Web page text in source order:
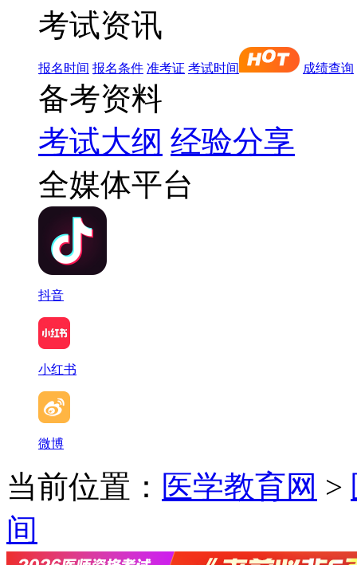
考试资讯
报名时间 报名条件 准考证 考试时间 成绩查询
备考资料
考试大纲 经验分享
全媒体平台
抖音
小红书
微博
当前位置： 医学教育网 >
间